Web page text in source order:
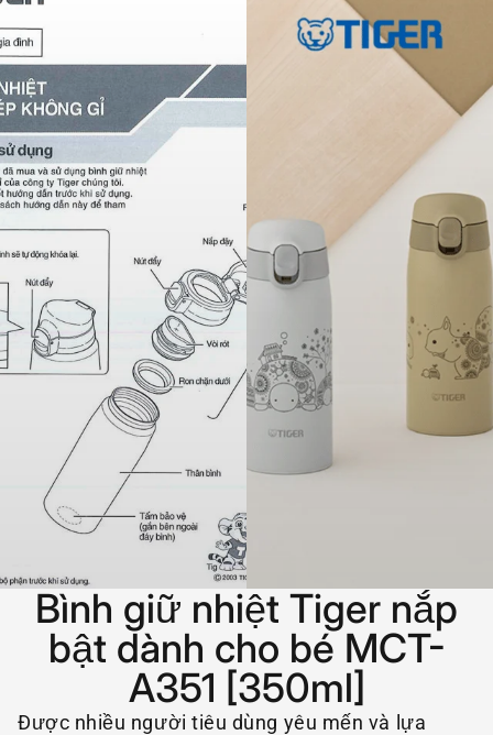
Bình giữ nhiệt Tiger nắp
bật dành cho bé MCT-
A351 [350ml]
Được nhiều người tiêu dùng yêu mến và lựa